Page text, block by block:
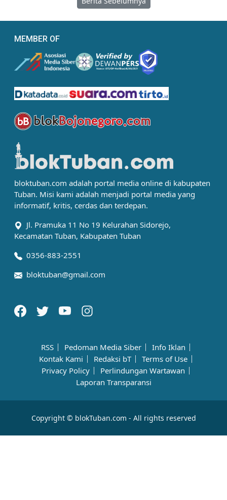
MEMBER OF
bloktuban.com adalah portal media online di kabupaten
Tuban. Misi kami adalah menjadi portal media yang
informatif, kritis, cerdas dan terdepan.
Jl. Pramuka 11 No 19 Kelurahan Sidorejo,
Kecamatan Tuban, Kabupaten Tuban
0356-883-2551
bloktuban@gmail.com
RSS Pedoman Media Siber
Info Iklan
Kontak Kami
Redaksi bT
Terms of Use
Privacy Policy
Perlindungan Wartawan
Laporan Transparansi
Copyright © blokTuban.com - All rights reserved